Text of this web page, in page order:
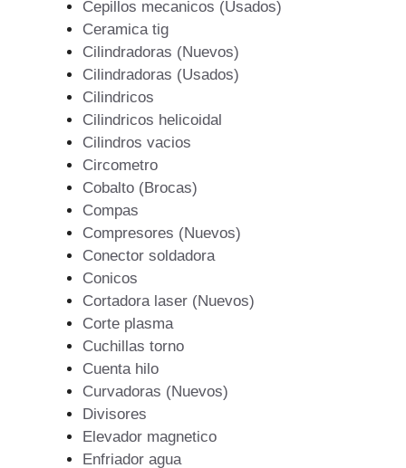
Cepillos mecanicos (Usados)
Ceramica tig
Cilindradoras (Nuevos)
Cilindradoras (Usados)
Cilindricos
Cilindricos helicoidal
Cilindros vacios
Circometro
Cobalto (Brocas)
Compas
Compresores (Nuevos)
Conector soldadora
Conicos
Cortadora laser (Nuevos)
Corte plasma
Cuchillas torno
Cuenta hilo
Curvadoras (Nuevos)
Divisores
Elevador magnetico
Enfriador agua